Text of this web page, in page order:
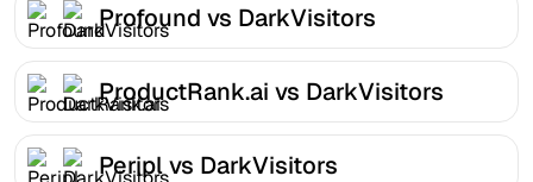
Profound vs DarkVisitors
ProductRank.ai vs DarkVisitors
Peripl vs DarkVisitors